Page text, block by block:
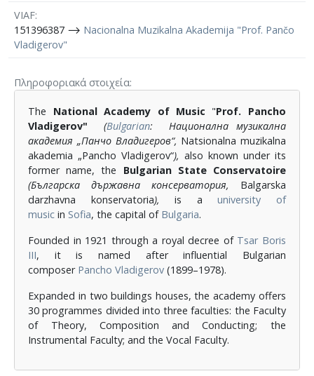
VIAF
151396387 ⟶ Nacionalna Muzikalna Akademija "Prof. Pančo
Vladigerov"
Πληροφοριακά στοιχεία
The National Academy of Music "Prof. Pancho
Vladigerov" (Bulgarian: Национална музикална
академия „Панчо Владигеров“, Natsionalna muzikalna
akademia „Pancho Vladigerov“), also known under its
former name, the Bulgarian State Conservatoire
(Българска държавна консерватория, Balgarska
darzhavna konservatoria), is auniversity of
music in Sofia, the capital of Bulgaria.
Founded in 1921 through a royal decree of Tsar Boris
III, it is named after influential Bulgarian
composer Pancho Vladigerov (1899–1978).
Expanded in two buildings houses, the academy offers
30 programmes divided into three faculties: the Faculty
of Theory, Composition and Conducting; the
Instrumental Faculty; and the Vocal Faculty.